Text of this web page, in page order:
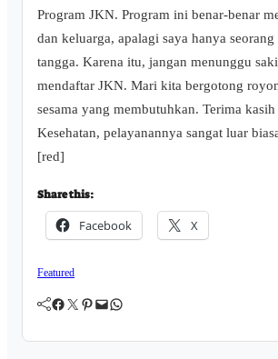
Program JKN. Program ini benar-benar
dan keluarga, apalagi saya hanya
tangga. Karena itu, jangan menunggu
mendaftar JKN. Mari kita bergotong
sesama yang membutuhkan. Terima kasih
Kesehatan, pelayanannya sangat luar
[red]
Share this:
Facebook X
Featured
Facebook Twitter Pinterest Mail WhatsApp